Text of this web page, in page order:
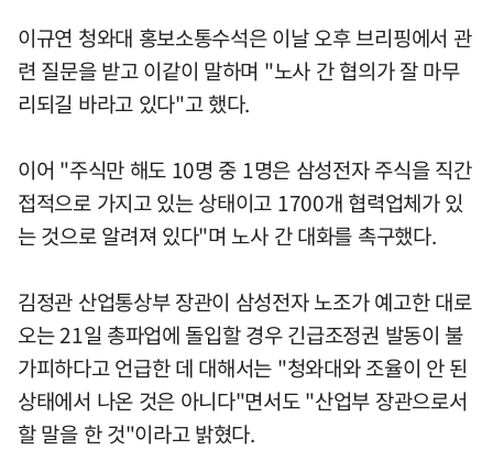
이규연 청와대 홍보소통수석은 이날 오후 브리핑에서 관
련 질문을 받고 이같이 말하며 "노사 간 협의가 잘 마무
리되길 바라고 있다"고 했다.
이어 "주식만 해도 10명 중 1명은 삼성전자 주식을 직간
접적으로 가지고 있는 상태이고 1700개 협력업체가 있
는 것으로 알려져 있다"며 노사 간 대화를 촉구했다.
김정관 산업통상부 장관이 삼성전자 노조가 예고한 대로
오는 21일 총파업에 돌입할 경우 긴급조정권 발동이 불
가피하다고 언급한 데 대해서는 "청와대와 조율이 안 된
상태에서 나온 것은 아니다"면서도 "산업부 장관으로서
할 말을 한 것"이라고 밝혔다.